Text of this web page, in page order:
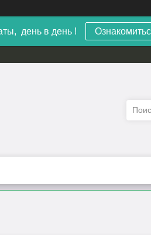
день в день !